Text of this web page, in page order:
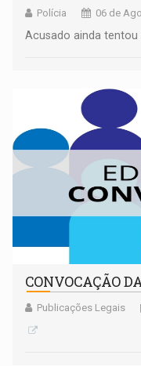
Polícia 06 de
Acusado ainda
CONVOCAÇÃO
Publicações Legais